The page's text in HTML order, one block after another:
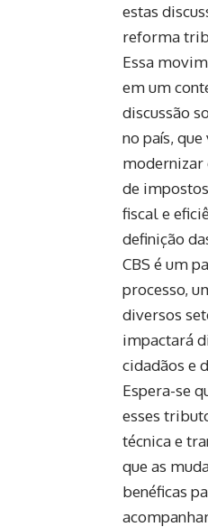
estas
reforma
Essa
em um
discussão
no país,
modernizar
de
fiscal e
definição
CBS é um
processo,
diversos
impactará
cidadãos e
Espera-se
esses
técnica e
que as
benéficas